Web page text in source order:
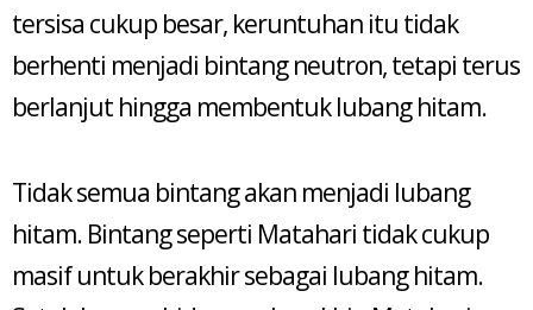
tersisa cukup besar, keruntuhan itu tidak
berhenti menjadi bintang neutron, tetapi terus
berlanjut hingga membentuk lubang hitam.
Tidak semua bintang akan menjadi lubang
hitam. Bintang seperti Matahari tidak cukup
masif untuk berakhir sebagai lubang hitam.